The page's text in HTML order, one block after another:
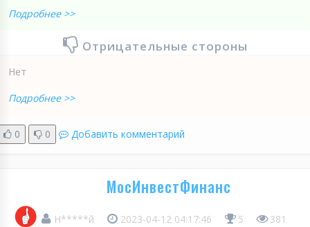
Подробнее >>
Отрицательные стороны
Нет
Подробнее >>
0 0 Добавить комментарий
МосИнвестФинанс
Н*****й 2023-04-12 04:17:46 5 381